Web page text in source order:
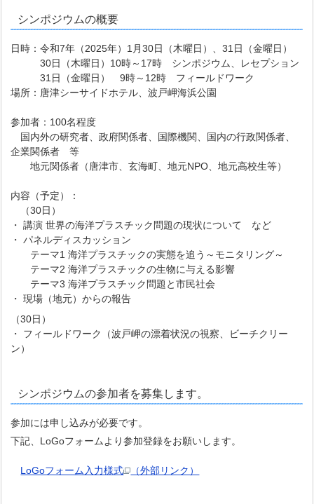
シンポジウムの概要
日時：令和7年（2025年）1月30日（木曜日）、31日（金曜日）
30日（木曜日）10時～17時 シンポジウム、レセプション
31日（金曜日） 9時～12時 フィールドワーク
場所：唐津シーサイドホテル、波戸岬海浜公園
参加者：100名程度
国内外の研究者、政府関係者、国際機関、国内の行政関係者、
企業関係者 等
地元関係者（唐津市、玄海町、地元NPO、地元高校生等）
内容（予定）：
（30日）
・ 講演 世界の海洋プラスチック問題の現状について など
・ パネルディスカッション
テーマ1 海洋プラスチックの実態を追う～モニタリング～
テーマ2 海洋プラスチックの生物に与える影響
テーマ3 海洋プラスチック問題と市民社会
・ 現場（地元）からの報告
（30日）
・ フィールドワーク（波戸岬の漂着状況の視察、ビーチクリー
ン）
シンポジウムの参加者を募集します。
参加には申し込みが必要です。
下記、LoGoフォームより参加登録をお願いします。
LoGoフォーム入力様式 （外部リンク）